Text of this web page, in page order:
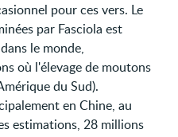
pour ces vers. Le
par Fasciola est
le monde,
où l'élevage de moutons
du Sud).
en Chine, au
estimations, 28 millions